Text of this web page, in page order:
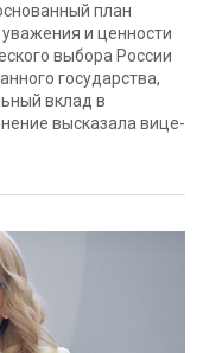
план
и ценности
выбора России
государства,
вклад в
высказала вице-